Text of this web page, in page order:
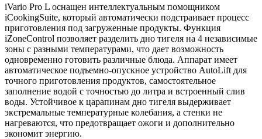
iVario Pro L оснащен интеллектуальным помощником
iCookingSuite, который автоматически подстраивает процесс
приготовления под загруженные продукты. Функция
iZoneControl позволяет разделить дно тигеля на 4 независимые
зоны с разными температурами, что дает возможность
одновременно готовить различные блюда. Аппарат имеет
автоматическое подъемно-опускное устройство AutoLift для
точного приготовления продуктов, самостоятельное
заполнение водой с точностью до литра и встроенный слив
воды. Устойчивое к царапинам дно тигеля выдерживает
экстремальные температурные колебания, а стенки не
нагреваются, что предотвращает ожоги и дополнительно
экономит энергию.